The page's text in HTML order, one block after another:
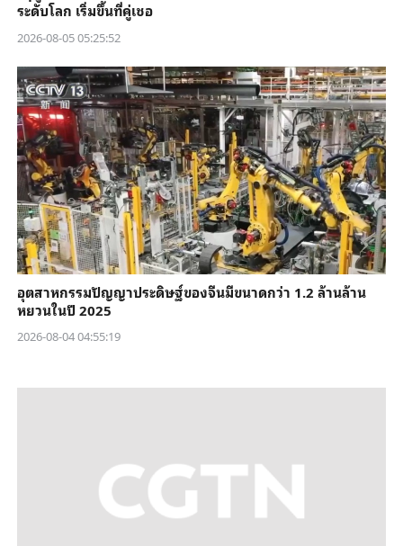
ระดับโลก เริ่มขึ้นที่คู่เชอ
2026-08-05 05:25:52
อุตสาหกรรมปัญญาประดิษฐ์ของจีนมีขนาดกว่า 1.2 ล้านล้าน
หยวนในปี 2025
2026-08-04 04:55:19